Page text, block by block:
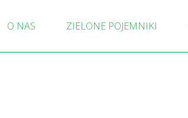
O NAS ZIELONE POJEMNIKI